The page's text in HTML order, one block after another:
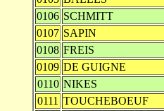
0106 SCHMITT
0107 SAPIN
0108 FREIS
0109 DE GUIGNE
0110 NIKES
0111 TOUCHEBOEUF